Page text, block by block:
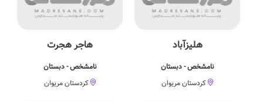
هلیزآباد
نامشخص - دبستان
کردستان مریوان
هاجر هجرت
نامشخص - دبستان
کردستان مریوان